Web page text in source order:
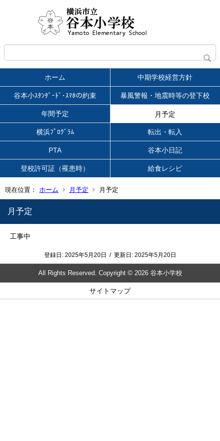
ホーム 中期学校経営方針
谷本小ｽﾀﾝﾀﾞｰﾄﾞ･ｽﾏﾎの約束 暴風警報・地震時等の登下校
年間予定 月予定
横浜ﾌﾟﾛｸﾞﾗﾑ 転出・転入
PTA 谷本小日記
登校許可証（罹患時） 給食レシピ
現在位置： ホーム 月予定 月予定
月予定
工事中
登録日: 2025年5月20日 / 更新日: 2025年5月20日
All Rights Reserved. Copyright © 2026 谷本小学校
サイトマップ